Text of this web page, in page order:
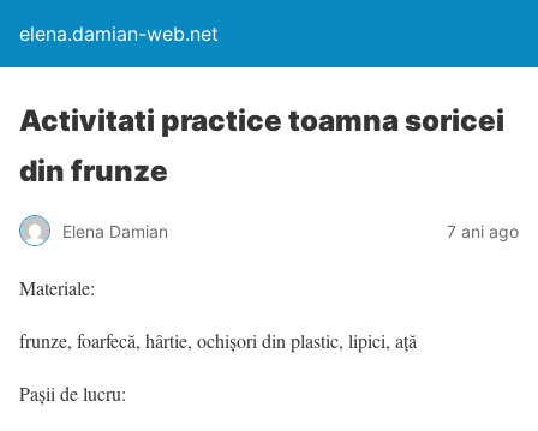
elena.damian-web.net
Activitati practice toamna soricei
din frunze
Elena Damian 7 ani ago
Materiale:
frunze, foarfecă, hârtie, ochișori din plastic, lipici, ață
Pașii de lucru: